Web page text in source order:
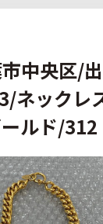
中央区/
ネックレ
ルド/312